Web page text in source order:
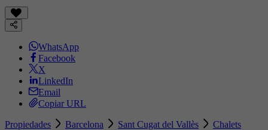
WhatsApp
Facebook
X
LinkedIn
Email
Copiar URL
Propiedades Barcelona Sant Cugat del Vallès
Chalets